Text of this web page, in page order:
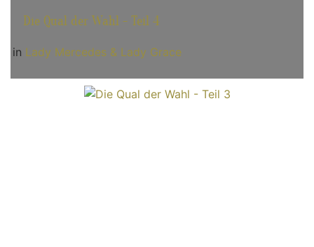
Die Qual der Wahl - Teil 4
in Lady Mercedes & Lady Grace